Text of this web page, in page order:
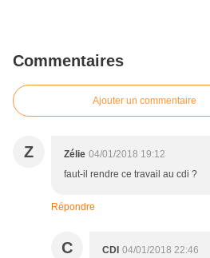
Commentaires
Ajouter un commentaire
Z Zélie 04/01/2018 19:12
faut-il rendre ce travail au cdi ?
Répondre
C CDI 04/01/2018 22:46